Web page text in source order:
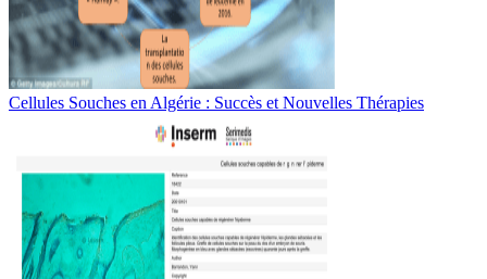
Cellules Souches en Algérie : Succès et Nouvelles Thérapies